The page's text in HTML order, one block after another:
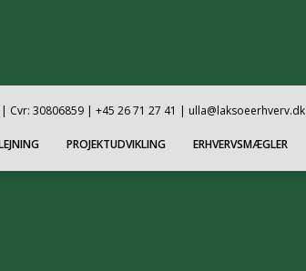
Cvr: 30806859 | +45 26 71 27 41 | ulla@laksoeerhverv.dk
PROJEKTUDVIKLING ERHVERVSMÆGLER